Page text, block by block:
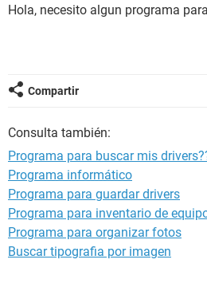
Hola, necesito algun programa
Compartir
Consulta también:
Programa para buscar mis
Programa informático
Programa para guardar drivers
Programa para inventario de
Programa para organizar fotos
Buscar tipografia por imagen